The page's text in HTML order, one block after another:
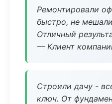
Ремонтировали
быстро, не
Отличный
— Клиент
Строили дачу -
ключ. От